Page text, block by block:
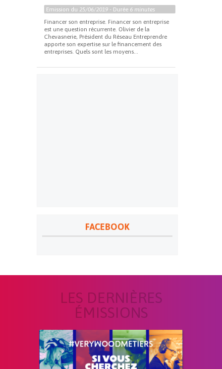
Emission du 25/06/2019 - Durée 6 minutes
Financer son entreprise. Financer son entreprise
est une question récurrente. Olivier de la
Chevasnerie, Président du Réseau Entreprendre
apporte son expertise sur le financement des
entreprises. Quels sont les moyens...
FACEBOOK
LES DERNIÈRES
ÉMISSIONS